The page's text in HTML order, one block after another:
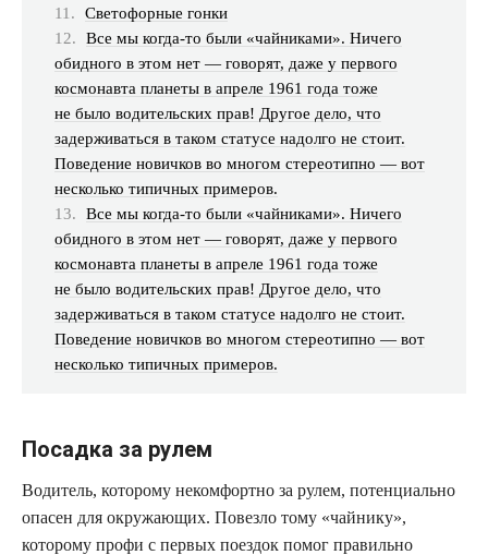
Светофорные гонки
Все мы когда-то были «чайниками». Ничего
обидного в этом нет — говорят, даже у первого
космонавта планеты в апреле 1961 года тоже
не было водительских прав! Другое дело, что
задерживаться в таком статусе надолго не стоит.
Поведение новичков во многом стереотипно — вот
несколько типичных примеров.
Все мы когда-то были «чайниками». Ничего
обидного в этом нет — говорят, даже у первого
космонавта планеты в апреле 1961 года тоже
не было водительских прав! Другое дело, что
задерживаться в таком статусе надолго не стоит.
Поведение новичков во многом стереотипно — вот
несколько типичных примеров.
Посадка за рулем
Водитель, которому некомфортно за рулем, потенциально
опасен для окружающих. Повезло тому «чайнику»,
которому профи с первых поездок помог правильно